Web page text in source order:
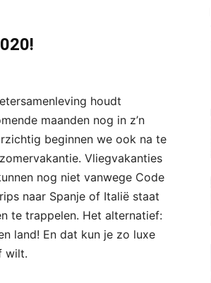
houdt
maanden nog in z’n
beginnen we ook na te
Vliegvakanties
nog niet vanwege Code
naar Spanje of Italië staat
te trappelen. Het alternatief:
land! En dat kun je zo luxe
wilt.